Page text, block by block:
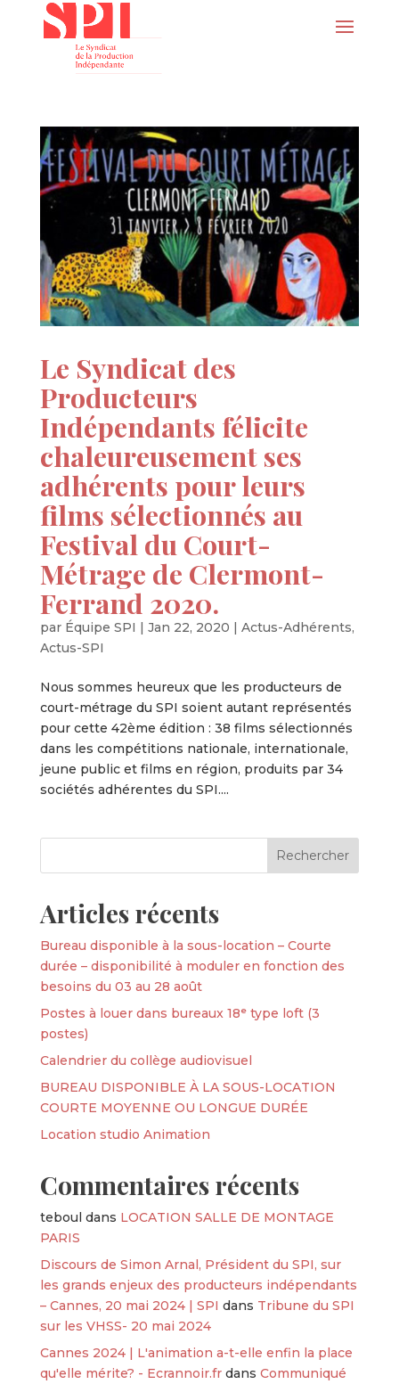
Le Syndicat des
Producteurs
Indépendants félicite
chaleureusement ses
adhérents pour leurs
films sélectionnés au
Festival du Court-
Métrage de Clermont-
Ferrand 2020.
par Équipe SPI | Jan 22, 2020 | Actus-Adhérents,
Actus-SPI
Nous sommes heureux que les producteurs de
court-métrage du SPI soient autant représentés
pour cette 42ème édition : 38 films sélectionnés
dans les compétitions nationale, internationale,
jeune public et films en région, produits par 34
sociétés adhérentes du SPI....
Articles récents
Bureau disponible à la sous-location – Courte
durée – disponibilité à moduler en fonction des
besoins du 03 au 28 août
Postes à louer dans bureaux 18ᵉ type loft (3
postes)
Calendrier du collège audiovisuel
BUREAU DISPONIBLE À LA SOUS-LOCATION
COURTE MOYENNE OU LONGUE DURÉE
Location studio Animation
Commentaires récents
teboul dans LOCATION SALLE DE MONTAGE
PARIS
Discours de Simon Arnal, Président du SPI, sur
les grands enjeux des producteurs indépendants
– Cannes, 20 mai 2024 | SPI dans Tribune du SPI
sur les VHSS- 20 mai 2024
Cannes 2024 | L'animation a-t-elle enfin la place
qu'elle mérite? - Ecrannoir.frdans Communiqué